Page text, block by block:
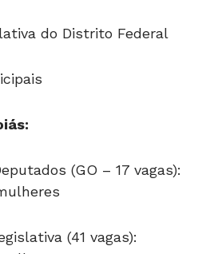
do Distrito Federal
(GO – 17 vagas):
(41 vagas):